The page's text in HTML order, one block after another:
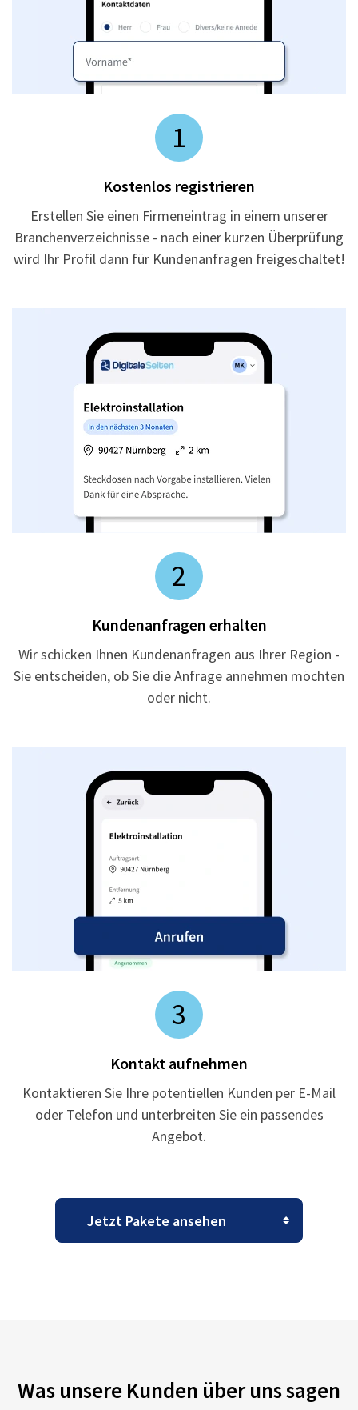
1
Kostenlos registrieren
Erstellen Sie einen Firmeneintrag in einem unserer
Branchenverzeichnisse - nach einer kurzen Überprüfung
wird Ihr Profil dann für Kundenanfragen freigeschaltet!
2
Kundenanfragen erhalten
Wir schicken Ihnen Kundenanfragen aus Ihrer Region -
Sie entscheiden, ob Sie die Anfrage annehmen möchten
oder nicht.
3
Kontakt aufnehmen
Kontaktieren Sie Ihre potentiellen Kunden per E-Mail
oder Telefon und unterbreiten Sie ein passendes
Angebot.
Was unsere Kunden über uns sagen